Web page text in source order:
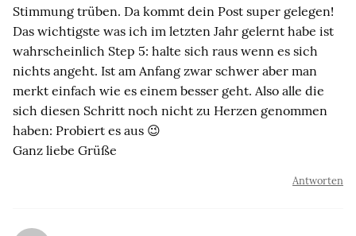
Stimmung trüben. Da kommt dein Post super gelegen!
Das wichtigste was ich im letzten Jahr gelernt habe ist
wahrscheinlich Step 5: halte sich raus wenn es sich
nichts angeht. Ist am Anfang zwar schwer aber man
merkt einfach wie es einem besser geht. Also alle die
sich diesen Schritt noch nicht zu Herzen genommen
haben: Probiert es aus 😉
Ganz liebe Grüße
Antworten